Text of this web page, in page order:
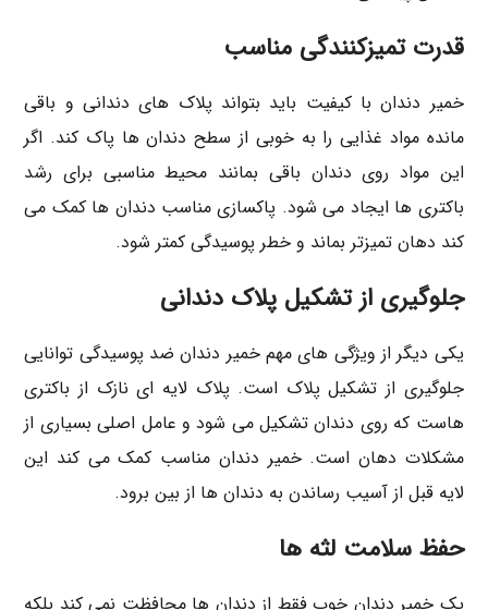
قدرت تمیزکنندگی مناسب
خمیر دندان با کیفیت باید بتواند پلاک های دندانی و باقی
مانده مواد غذایی را به خوبی از سطح دندان ها پاک کند. اگر
این مواد روی دندان باقی بمانند محیط مناسبی برای رشد
باکتری ها ایجاد می شود. پاکسازی مناسب دندان ها کمک می
کند دهان تمیزتر بماند و خطر پوسیدگی کمتر شود.
جلوگیری از تشکیل پلاک دندانی
یکی دیگر از ویژگی های مهم خمیر دندان ضد پوسیدگی توانایی
جلوگیری از تشکیل پلاک است. پلاک لایه ای نازک از باکتری
هاست که روی دندان تشکیل می شود و عامل اصلی بسیاری از
مشکلات دهان است. خمیر دندان مناسب کمک می کند این
لایه قبل از آسیب رساندن به دندان ها از بین برود.
حفظ سلامت لثه ها
یک خمیر دندان خوب فقط از دندان ها محافظت نمی کند بلکه